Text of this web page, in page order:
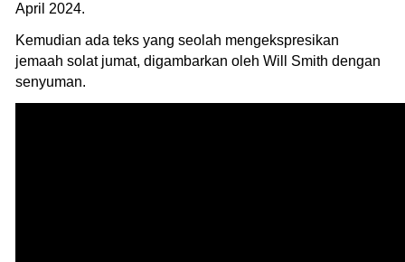
April 2024.
Kemudian ada teks yang seolah mengekspresikan
jemaah solat jumat, digambarkan oleh Will Smith dengan
senyuman.